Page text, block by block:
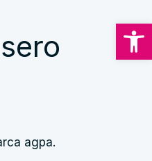
Abrir
agpa.